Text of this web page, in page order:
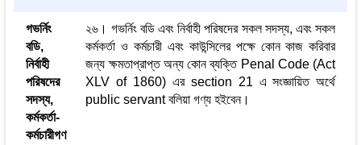
গভর্নিং
বডি,
নির্বাহী
পরিষদের
সদস্য,
কর্মকর্তা-
কর্মচারীগণ
২৬। গভর্নিং বডি এবং নির্বাহী পরিষদের সকল সদস্য, এবং সকল
কর্মকর্তা ও কর্মচারী এবং কাউন্সিলের পক্ষে কোন কাজ করিবার
জন্য ক্ষমতাপ্রাপ্ত অন্য কোন ব্যক্তি Penal Code (Act
XLV of 1860) এর section 21 এ সংজ্ঞায়িত অর্থে
public servant বলিয়া গণ্য হইবেন।